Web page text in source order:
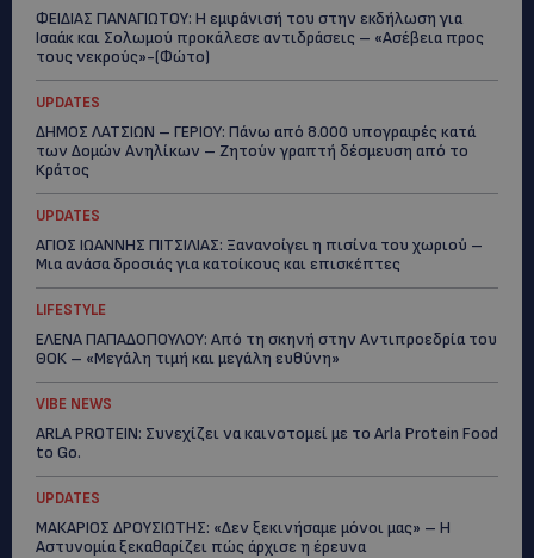
ΦΕΙΔΙΑΣ ΠΑΝΑΓΙΩΤΟΥ: Η εμφάνισή του στην εκδήλωση για
Ισαάκ και Σολωμού προκάλεσε αντιδράσεις – «Ασέβεια προς
τους νεκρούς»-(Φώτο)
UPDATES
ΔΗΜΟΣ ΛΑΤΣΙΩΝ – ΓΕΡΙΟΥ: Πάνω από 8.000 υπογραφές κατά
των Δομών Ανηλίκων – Ζητούν γραπτή δέσμευση από το
Κράτος
UPDATES
ΑΓΙΟΣ ΙΩΑΝΝΗΣ ΠΙΤΣΙΛΙΑΣ: Ξανανοίγει η πισίνα του χωριού –
Μια ανάσα δροσιάς για κατοίκους και επισκέπτες
LIFESTYLE
ΕΛΕΝΑ ΠΑΠΑΔΟΠΟΥΛΟΥ: Από τη σκηνή στην Αντιπροεδρία του
ΘΟΚ – «Μεγάλη τιμή και μεγάλη ευθύνη»
VIBE NEWS
ARLA PROTEIN: Συνεχίζει να καινοτομεί με το Arla Protein Food
to Go.
UPDATES
ΜΑΚΑΡΙΟΣ ΔΡΟΥΣΙΩΤΗΣ: «Δεν ξεκινήσαμε μόνοι μας» – Η
Αστυνομία ξεκαθαρίζει πώς άρχισε η έρευνα